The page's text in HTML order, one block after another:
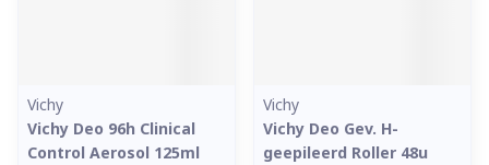
Vichy
Vichy Deo 96h Clinical
Control Aerosol 125ml
Vichy
Vichy Deo Gev. H-
geepileerd Roller 48u